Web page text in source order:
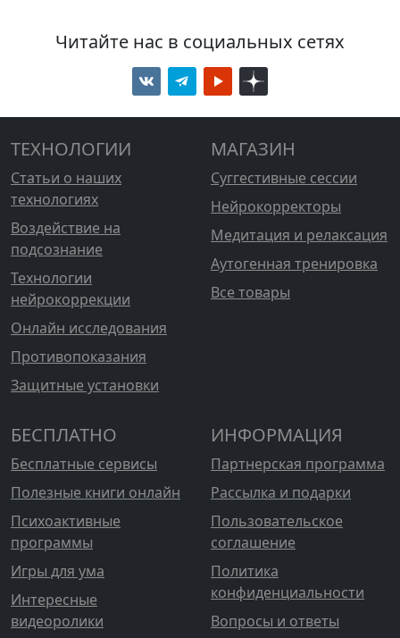
Читайте нас в социальных сетях
ТЕХНОЛОГИИ
Статьи о наших
технологиях
Воздействие на
подсознание
Технологии
нейрокоррекции
Онлайн исследования
Противопоказания
Защитные установки
МАГАЗИН
Суггестивные сессии
Нейрокорректоры
Медитация и релаксация
Аутогенная тренировка
Все товары
БЕСПЛАТНО
Бесплатные сервисы
Полезные книги онлайн
Психоактивные
программы
Игры для ума
Интересные
видеоролики
ИНФОРМАЦИЯ
Партнерская программа
Рассылка и подарки
Пользовательское
соглашение
Политика
конфиденциальности
Вопросы и ответы